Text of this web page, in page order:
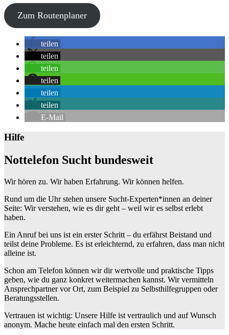
Zum Routenplaner
teilen
teilen
teilen
teilen
teilen
teilen
E-Mail
Hilfe
Nottelefon Sucht bundesweit
Wir hören zu. Wir haben Erfahrung. Wir können helfen.
Rund um die Uhr stehen unsere Sucht-Experten*innen an deiner
Seite: Wir verstehen, wie es dir geht – weil wir es selbst erlebt
haben.
Ein Anruf bei uns ist ein erster Schritt – du erfährst Beistand und
teilst deine Probleme. Es ist erleichternd, zu erfahren, dass man nicht
alleine ist.
Schon am Telefon können wir dir wertvolle und praktische Tipps
geben, wie du ganz konkret weitermachen kannst. Wir vermitteln
Ansprechpartner vor Ort, zum Beispiel zu Selbsthilfegruppen oder
Beratungsstellen.
Vertrauen ist wichtig: Unsere Hilfe ist vertraulich und auf Wunsch
anonym. Mache heute einfach mal den ersten Schritt.